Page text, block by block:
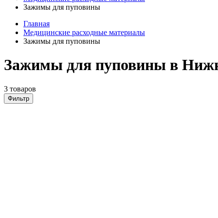
Зажимы для пуповины
Главная
Медицинские расходные материалы
Зажимы для пуповины
Зажимы для пуповины в
3 товаров
Фильтр